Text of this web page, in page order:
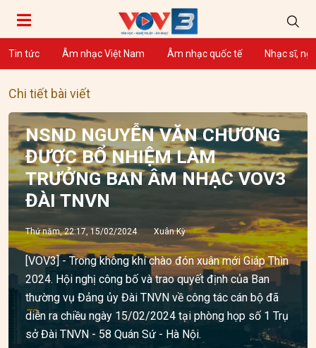
Tin tức Âm nhạc Việt Nam Âm nhạc quốc tế Nhạc sĩ,
Chi tiết bài viết
NSND NGUYỄN VĂN CHƯƠNG
ĐƯỢC BỔ NHIỆM LÀM
TRƯỞNG BAN ÂM NHẠC VOV3
ĐÀI TNVN
Thứ năm, 22:17, 15/02/2024 Xuân Kỳ
[VOV3] - Trong không khí chào đón xuân mới Giáp Thìn
2024. Hội nghị công bố và trao quyết định của Ban
thường vụ Đảng ủy Đài TNVN về công tác cán bộ đã
diễn ra chiều ngày 15/02/2024 tại phòng họp số 1 Trụ
sở Đài TNVN - 58 Quán Sứ - Hà Nội.